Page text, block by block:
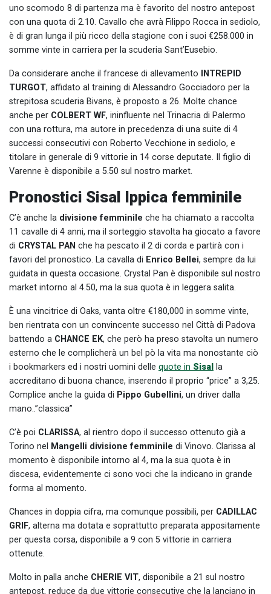
uno scomodo 8 di partenza ma è favorito del nostro antepost
con una quota di 2.10. Cavallo che avrà Filippo Rocca in sediolo,
è di gran lunga il più ricco della stagione con i suoi €258.000 in
somme vinte in carriera per la scuderia Sant’Eusebio.
Da considerare anche il francese di allevamento
INTREPID
TURGOT, affidato al training di Alessandro Gocciadoro per la
strepitosa scuderia Bivans, è proposto a 26. Molte chance
anche per COLBERT WF, ininfluente nel Trinacria di Palermo
con una rottura, ma autore in precedenza di una suite di 4
successi consecutivi con Roberto Vecchione in sediolo, e
titolare in generale di 9 vittorie in 14 corse deputate. Il figlio di
Varenne è disponibile a 5.50 sul nostro market.
Pronostici Sisal Ippica femminile
C’è anche la divisione femminile che ha chiamato a raccolta
11 cavalle di 4 anni, ma il sorteggio stavolta ha giocato a favore
di CRYSTAL PAN che ha pescato il 2 di corda e partirà con i
favori del pronostico. La cavalla di Enrico Bellei, sempre da lui
guidata in questa occasione. Crystal Pan è disponibile sul nostro
market intorno al 4.50, ma la sua quota è in leggera salita.
È una vincitrice di Oaks, vanta oltre €180,000 in somme vinte,
ben rientrata con un convincente successo nel Città di Padova
battendo a CHANCE EK, che però ha preso stavolta un numero
esterno che le complicherà un bel pò la vita ma nonostante ciò
i bookmarkers ed i nostri uomini delle quote in Sisal
la
accreditano di buona chance, inserendo il proprio “price” a 3,25.
Complice anche la guida di Pippo Gubellini, un driver dalla
mano..”classica”
C’è poi CLARISSA, al rientro dopo il successo ottenuto già a
Torino nel
Mangelli divisione femminile di Vinovo. Clarissa al
momento è disponibile intorno al 4, ma la sua quota è in
discesa, evidentemente ci sono voci che la indicano in grande
forma al momento.
Chances in doppia cifra, ma comunque possibili, per CADILLAC
GRIF, alterna ma dotata e soprattutto preparata appositamente
per questa corsa, disponibile a 9 con 5 vittorie in carriera
ottenute.
Molto in palla anche CHERIE VIT, disponibile a 21 sul nostro
antepost, reduce da due vittorie consecutive che la lanciano in